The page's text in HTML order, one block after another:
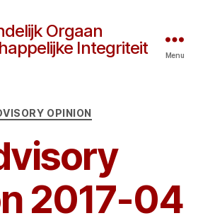
Orgaan
Integriteit
Menu
Categories
OPINION
2017-04